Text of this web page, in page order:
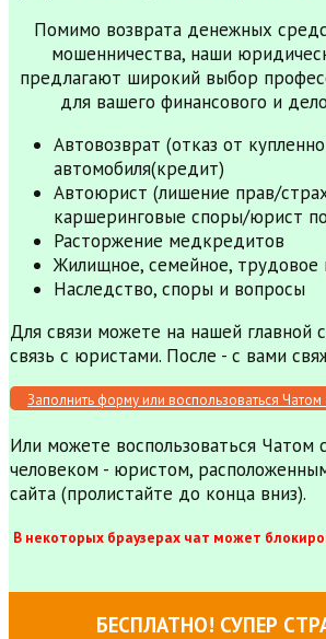
Помимо возврата денежных
мошенничества, наши
предлагают широкий выбор
для вашего финансового и
Автовозврат (отказ от
автомобиля(кредит)
Автоюрист (лишение прав/
каршеринговые споры/юрист
Расторжение медкредитов
Жилищное, семейное, трудовое
Наследство, споры и вопросы
Для связи можете на нашей главной
связь с юристами. После - с вами
Заполнить форму или воспользоваться Чатом
Или можете воспользоваться Чатом
человеком - юристом,
сайта (пролистайте до конца вниз).
В некоторых браузерах чат может
БЕСПЛАТНО! СУПЕР